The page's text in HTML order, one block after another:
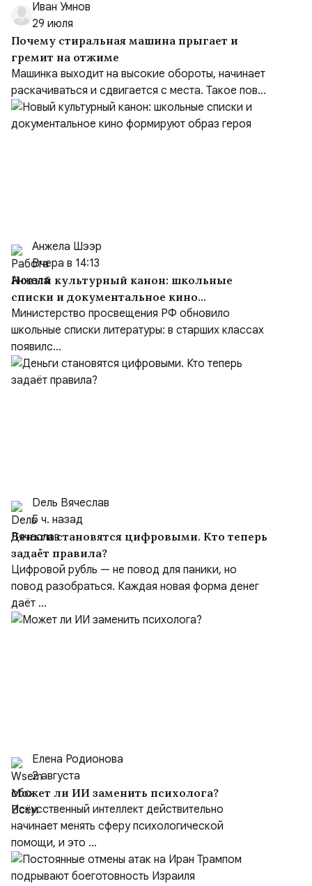
Иван Умнов
29 июля
Почему стиральная машина прыгает и
гремит на отжиме
Машинка выходит на высокие обороты, начинает
раскачиваться и сдвигается с места. Такое пов...
Анжела Шээр
Вчера в 14:13
Новый культурный канон: школьные
списки и документальное кино
формируют образ героя
Министерство просвещения РФ обновило
школьные списки литературы: в старших классах
появилс...
Dель Вячеслав
5 ч. назад
Деньги становятся цифровыми. Кто теперь
задаёт правила?
Цифровой рубль — не повод для паники, но
повод разобраться. Каждая новая форма денег
даёт ...
Елена Родионова
2 августа
Может ли ИИ заменить психолога?
Искусственный интеллект действительно
начинает менять сферу психологической
помощи, и это ...